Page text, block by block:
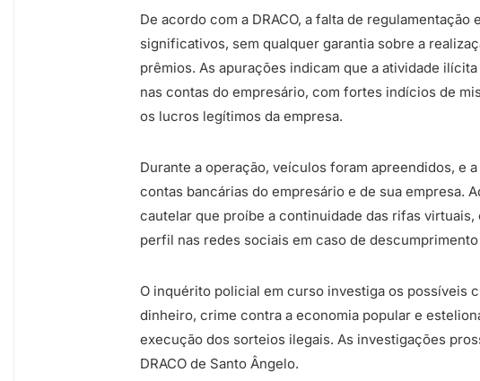
De acordo com a DRACO, a falta de
significativos, sem qualquer garantia sobre a
prêmios. As apurações indicam que a atividade
nas contas do empresário, com fortes indícios de
os lucros legítimos da empresa.
Durante a operação, veículos foram apreendidos, e
contas bancárias do empresário e de sua empresa.
cautelar que proíbe a continuidade das rifas
perfil nas redes sociais em caso de
O inquérito policial em curso investiga os possíveis
dinheiro, crime contra a economia popular e
execução dos sorteios ilegais. As investigações
DRACO de Santo Ângelo.